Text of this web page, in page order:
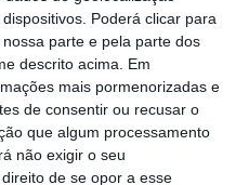
Poderá clicar para
parte e pela parte dos
descrito acima. Em
mais pormenorizadas e
de consentir ou recusar o
que algum processamento
não exigir o seu
de se opor a esse
o Supremo Tribunal
à uniformização da
afirmando, em
AT, que a prévia
requisito para efeitos